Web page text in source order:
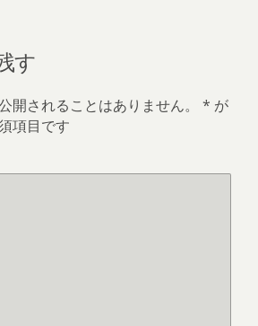
す
開されることはありません。 * が
項目です